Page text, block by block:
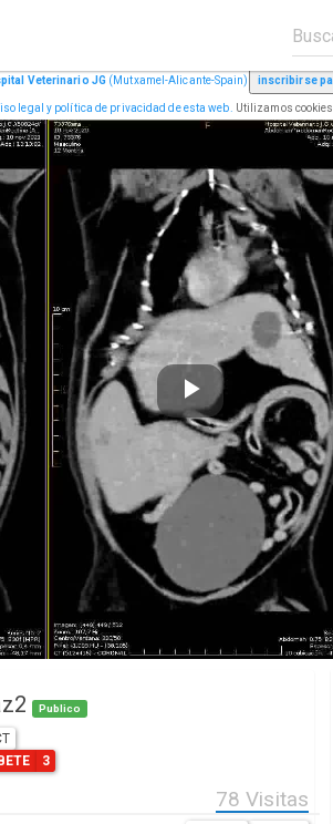
Veterinario JG (Mutxamel-Alicante-Spain)
legal y política de privacidad de esta web. Utilizamos cookies
Play
Video
Publico
3
78 Visitas